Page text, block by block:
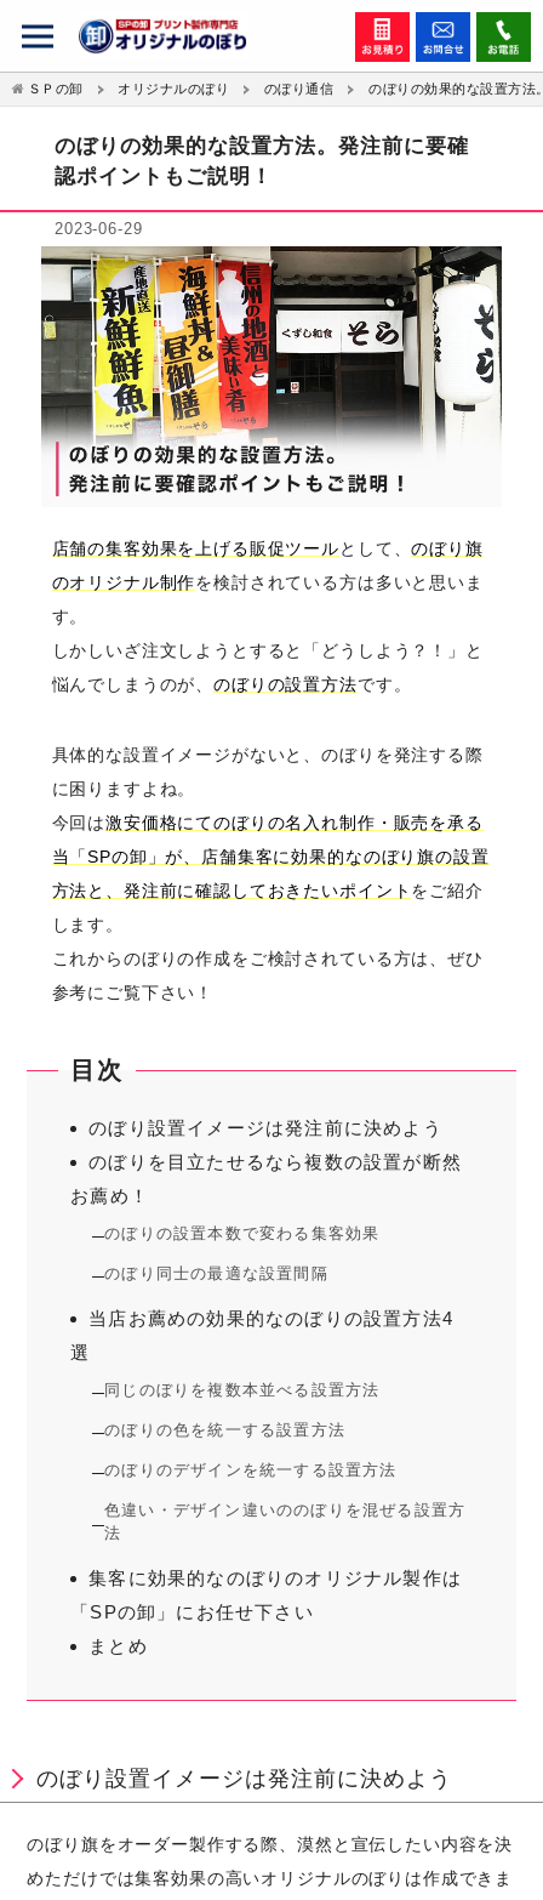
ＳＰの卸 オリジナルのぼり のぼり通信 のぼりの効果的な設置方法
のぼりの効果的な設置方法。発注前に要確
認ポイントもご説明！
2023-06-29
店舗の集客効果を上げる販促ツールとして、のぼり旗
のオリジナル制作を検討されている方は多いと思いま
す。
しかしいざ注文しようとすると「どうしよう？！」と
悩んでしまうのが、のぼりの設置方法です。
具体的な設置イメージがないと、のぼりを発注する際
に困りますよね。
今回は激安価格にてのぼりの名入れ制作・販売を承る
当「SPの卸」が、店舗集客に効果的なのぼり旗の設置
方法と、発注前に確認しておきたいポイント をご紹介
します。
これからのぼりの作成をご検討されている方は、ぜひ
参考にご覧下さい！
目次
のぼり設置イメージは発注前に決めよう
のぼりを目立たせるなら複数の設置が断然
お薦め！
のぼりの設置本数で変わる集客効果
のぼり同士の最適な設置間隔
当店お薦めの効果的なのぼりの設置方法4
選
同じのぼりを複数本並べる設置方法
のぼりの色を統一する設置方法
のぼりのデザインを統一する設置方法
色違い・デザイン違いののぼりを混ぜる設置方
法
集客に効果的なのぼりのオリジナル製作は
「SPの卸」にお任せ下さい
まとめ
のぼり設置イメージは発注前に決めよう
のぼり旗をオーダー製作する際、漠然と宣伝したい内容を決
めただけでは集客効果の高いオリジナルのぼりは作成できま